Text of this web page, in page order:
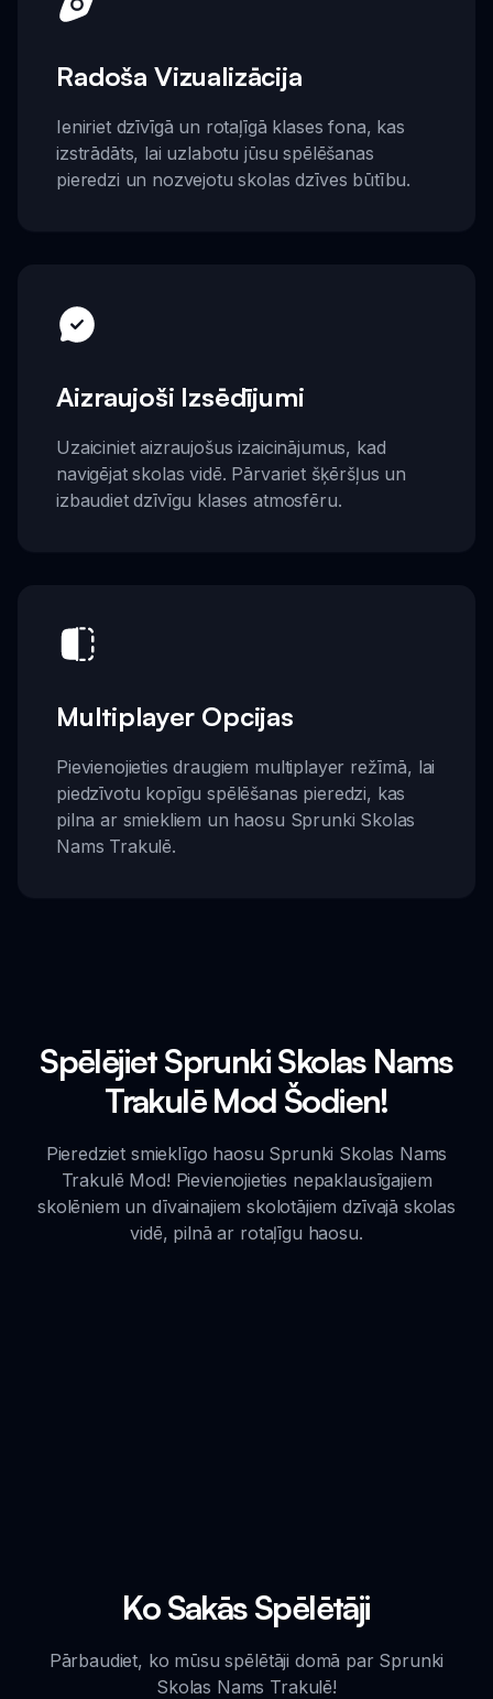
Radoša Vizualizācija
Ieniriet dzīvīgā un rotaļīgā klases fona, kas
izstrādāts, lai uzlabotu jūsu spēlēšanas
pieredzi un nozvejotu skolas dzīves būtību.
Aizraujoši Izsēdījumi
Uzaiciniet aizraujošus izaicinājumus, kad
navigējat skolas vidē. Pārvariet šķēršļus un
izbaudiet dzīvīgu klases atmosfēru.
Multiplayer Opcijas
Pievienojieties draugiem multiplayer režīmā, lai
piedzīvotu kopīgu spēlēšanas pieredzi, kas
pilna ar smiekliem un haosu Sprunki Skolas
Nams Trakulē.
Spēlējiet Sprunki Skolas Nams
Trakulē Mod Šodien!
Pieredziet smieklīgo haosu Sprunki Skolas Nams
Trakulē Mod! Pievienojieties nepaklausīgajiem
skolēniem un dīvainajiem skolotājiem dzīvajā skolas
vidē, pilnā ar rotaļīgu haosu.
Ko Sakās Spēlētāji
Pārbaudiet, ko mūsu spēlētāji domā par Sprunki
Skolas Nams Trakulē!